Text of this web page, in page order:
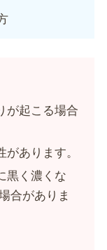
が起こる場合
あります。
黒く濃くな
合がありま